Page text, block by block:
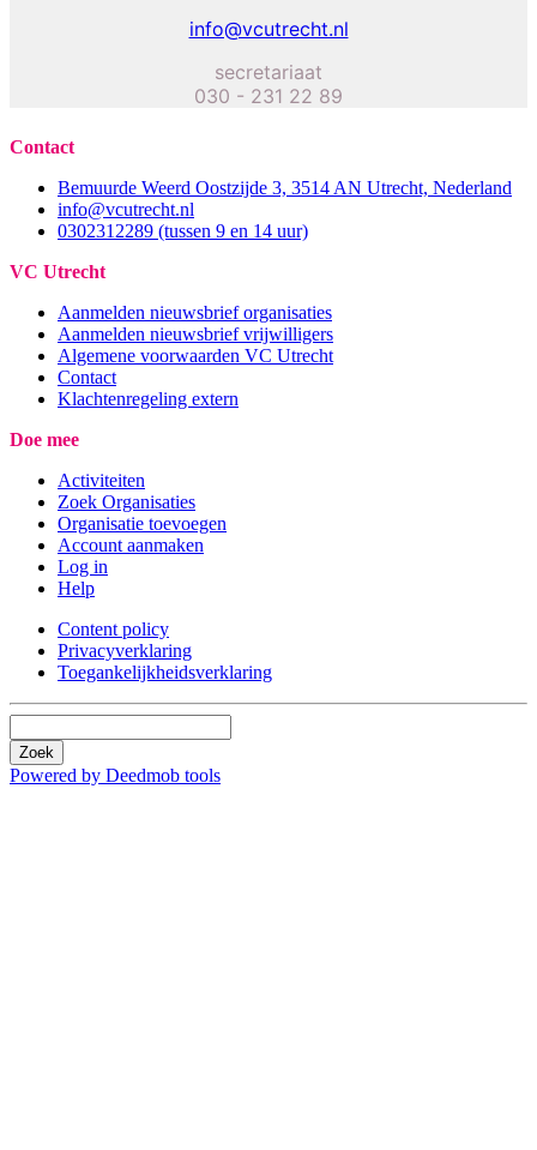
info@vcutrecht.nl
secretariaat
030 - 231 22 89
Contact
Bemuurde Weerd Oostzijde 3, 3514 AN Utrecht, Nederland
info@vcutrecht.nl
0302312289 (tussen 9 en 14 uur)
VC Utrecht
Aanmelden nieuwsbrief organisaties
Aanmelden nieuwsbrief vrijwilligers
Algemene voorwaarden VC Utrecht
Contact
Klachtenregeling extern
Doe mee
Activiteiten
Zoek Organisaties
Organisatie toevoegen
Account aanmaken
Log in
Help
Content policy
Privacyverklaring
Toegankelijkheidsverklaring
Zoek
Powered by Deedmob tools